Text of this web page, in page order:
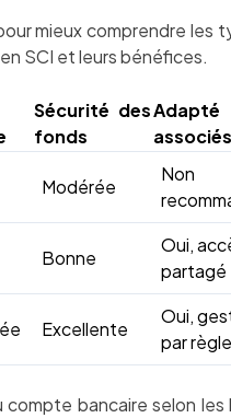
mieux comprendre les
SCI et leurs bénéfices.
Sécurité des
fonds
associés
Modérée
Non
Bonne
Oui,
partagé
Excellente
Oui,
par
bancaire selon les